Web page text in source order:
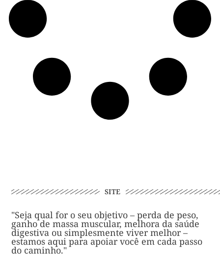
SITE
"Seja qual for o seu objetivo – perda de peso,
ganho de massa muscular, melhora da saúde
digestiva ou simplesmente viver melhor –
estamos aqui para apoiar você em cada passo
do caminho."